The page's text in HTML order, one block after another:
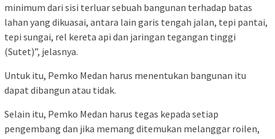
minimum dari sisi terluar sebuah bangunan terhadap batas
lahan yang dikuasai, antara lain garis tengah jalan, tepi pantai,
tepi sungai, rel kereta api dan jaringan tegangan tinggi
(Sutet)”, jelasnya.
Untuk itu, Pemko Medan harus menentukan bangunan itu
dapat dibangun atau tidak.
Selain itu, Pemko Medan harus tegas kepada setiap
pengembang dan jika memang ditemukan melanggar roilen,